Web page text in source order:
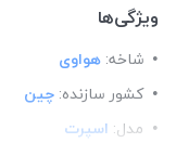
ویژگی‌ها
شاخه: هواوی
کشور سازنده: چین
مدل: اسپرت